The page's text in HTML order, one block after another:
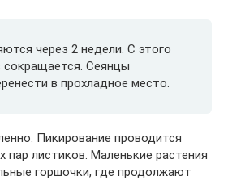
через 2 недели. С этого
сокращается. Сеянцы
в прохладное место.
Пикирование проводится
пар листиков. Маленькие растения
горшочки, где продолжают